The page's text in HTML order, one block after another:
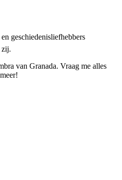
geschiedenisliefhebbers
zij.
van Granada. Vraag me alles